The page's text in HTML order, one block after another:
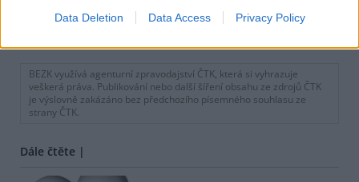
Data Deletion Data Access Privacy Policy
BEZK využívá agenturní zpravodajství ČTK, která si vyhrazuje
veškerá práva. Publikování nebo další šíření obsahu ze zdrojů ČTK
je výslovně zakázáno bez předchozího písemného souhlasu ze
strany ČTK.
Dále čtěte |